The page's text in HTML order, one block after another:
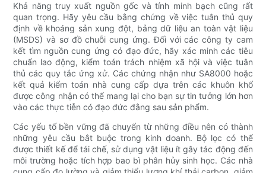
Khả năng truy xuất nguồn gốc và tính minh bạch cũng rất
quan trọng. Hãy yêu cầu bằng chứng về việc tuân thủ quy
định về khoáng sản xung đột, bảng dữ liệu an toàn vật liệu
(MSDS) và sơ đồ chuỗi cung ứng. Đối với các công ty cam
kết tìm nguồn cung ứng có đạo đức, hãy xác minh các tiêu
chuẩn lao động, kiểm toán trách nhiệm xã hội và việc tuân
thủ các quy tắc ứng xử. Các chứng nhận như SA8000 hoặc
kết quả kiểm toán nhà cung cấp dựa trên các khuôn khổ
được công nhận có thể mang lại cho bạn sự tin tưởng lớn hơn
vào các thực tiễn có đạo đức đằng sau sản phẩm.
Các yếu tố bền vững đã chuyển từ những điều nên có thành
những yêu cầu bắt buộc trong kinh doanh. Bộ lọc có thể
được thiết kế để tái chế, sử dụng vật liệu ít gây tác động đến
môi trường hoặc tích hợp bao bì phân hủy sinh học. Các nhà